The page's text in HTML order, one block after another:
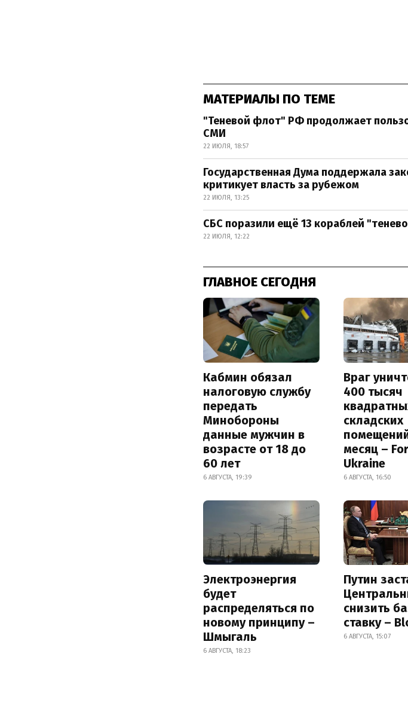
МАТЕРИАЛЫ ПО ТЕМЕ
"Теневой флот" РФ продолжает
СМИ
22 ИЮЛЯ, 18:57
Государственная Дума поддержала
критикует власть за рубежом
22 ИЮЛЯ, 13:25
СБС поразили ещё 13 кораблей
22 ИЮЛЯ, 12:22
ГЛАВНОЕ СЕГОДНЯ
Кабмин обязал
налоговую службу
передать
Минобороны
данные мужчин в
возрасте от 18 до
60 лет
6 АВГУСТА, 19:39
Враг
400 тысяч
складских
месяц –
Ukraine
6 АВГУСТА, 16:50
Электроэнергия
будет
распределяться по
новому принципу –
Шмыгаль
6 АВГУСТА, 18:23
Путин
снизить
ставку –
6 АВГУСТА, 15:07